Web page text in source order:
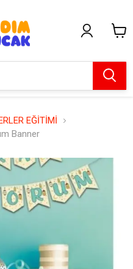
EĞİTİMİ
Banner